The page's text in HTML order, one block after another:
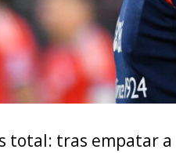
total: tras empatar a